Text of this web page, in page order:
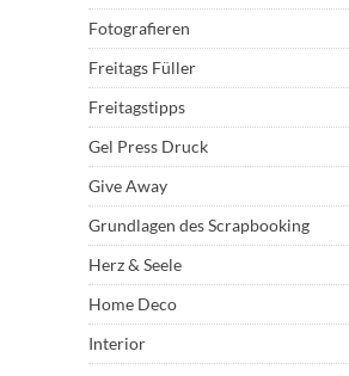
Fotografieren
Freitags Füller
Freitagstipps
Gel Press Druck
Give Away
Grundlagen des Scrapbooking
Herz & Seele
Home Deco
Interior